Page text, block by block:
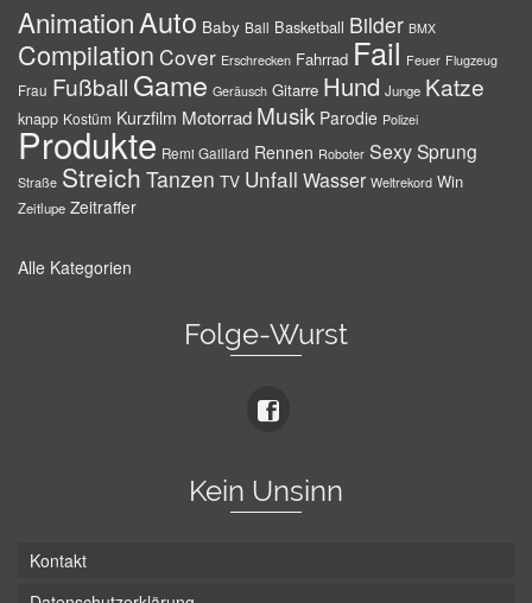
AnimationAuto Baby Ball Basketball Bilder BMX
Compilation Cover Erschrecken Fahrrad Fail Feuer Flugzeug
Frau Fußball Game Geräusch Gitarre Hund Junge Katze
knapp Kostüm Kurzfilm Motorrad Musik Parodie Polizei
Produkte Remi Gaillard Rennen Roboter SexySprung
Straße Streich Tanzen TV Unfall Wasser Weltrekord Win
Zeitlupe Zeitraffer
Alle Kategorien
Folge-Wurst
Kein Unsinn
Kontakt